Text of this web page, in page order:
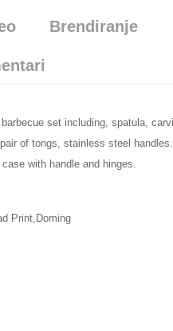
Brendiranje
set including, spatula,
of tongs, stainless steel handles.
with handle and hinges.
Print,Doming